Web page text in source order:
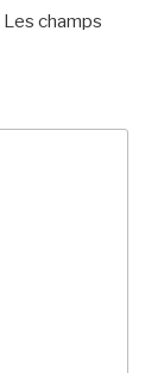
Les champs